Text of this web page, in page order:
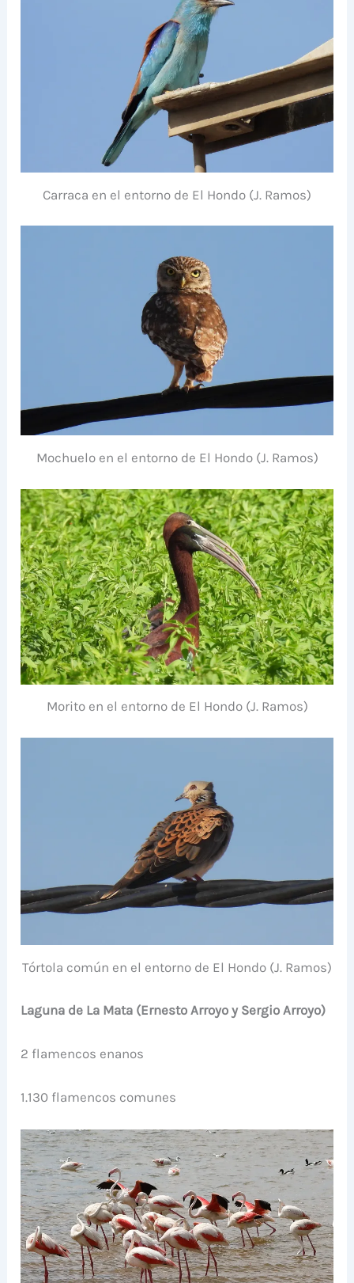
Carraca en el entorno de El Hondo (J. Ramos)
Mochuelo en el entorno de El Hondo (J. Ramos)
Morito en el entorno de El Hondo (J. Ramos)
Tórtola común en el entorno de El Hondo (J. Ramos)
Laguna de La Mata (Ernesto Arroyo y Sergio Arroyo)
2 flamencos enanos
1.130 flamencos comunes